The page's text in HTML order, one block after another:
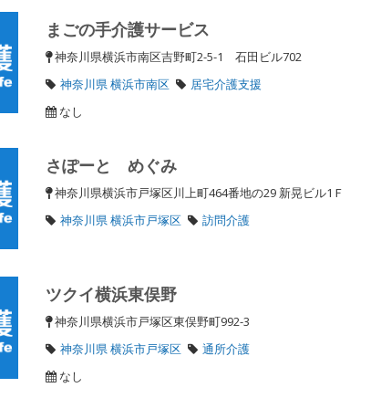
まごの手介護サービス
神奈川県横浜市南区吉野町2-5-1 石田ビル702
神奈川県 横浜市南区
居宅介護支援
なし
さぽーと めぐみ
神奈川県横浜市戸塚区川上町464番地の29 新晃ビル1Ｆ
神奈川県 横浜市戸塚区
訪問介護
ツクイ横浜東俣野
神奈川県横浜市戸塚区東俣野町992-3
神奈川県 横浜市戸塚区
通所介護
なし